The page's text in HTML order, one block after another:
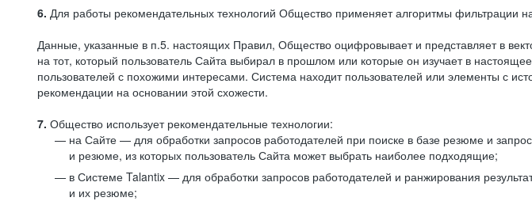
6. Для работы рекомендательных технологий Общество применяет алгоритмы фильтрации
Данные, указанные в п.5. настоящих Правил, Общество оцифровывает и представляет в
на тот, который пользователь Сайта выбирал в прошлом или которые он изучает в
пользователей с похожими интересами. Система находит пользователей или элементы с
рекомендации на основании этой схожести.
7. Общество использует рекомендательные технологии:
на Сайте — для обработки запросов работодателей при поиске в базе резюме и
и резюме, из которых пользователь Сайта может выбрать наиболее подходящие;
в Системе Talantix — для обработки запросов работодателей и ранжирования
и их резюме;